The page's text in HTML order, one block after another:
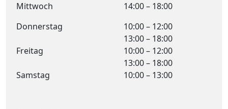
Mittwoch
14:00 – 18:00
Donnerstag
10:00 – 12:00
13:00 – 18:00
Freitag
10:00 – 12:00
13:00 – 18:00
Samstag
10:00 – 13:00